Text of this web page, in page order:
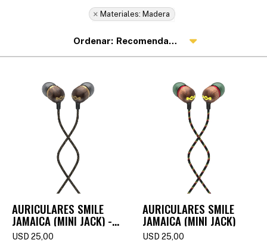
Materiales: Madera
Recomendados
AURICULARES SMILE
JAMAICA (MINI JACK) -
BRASS
USD 25,00
AURICULARES SMILE
JAMAICA (MINI JACK)
USD 25,00